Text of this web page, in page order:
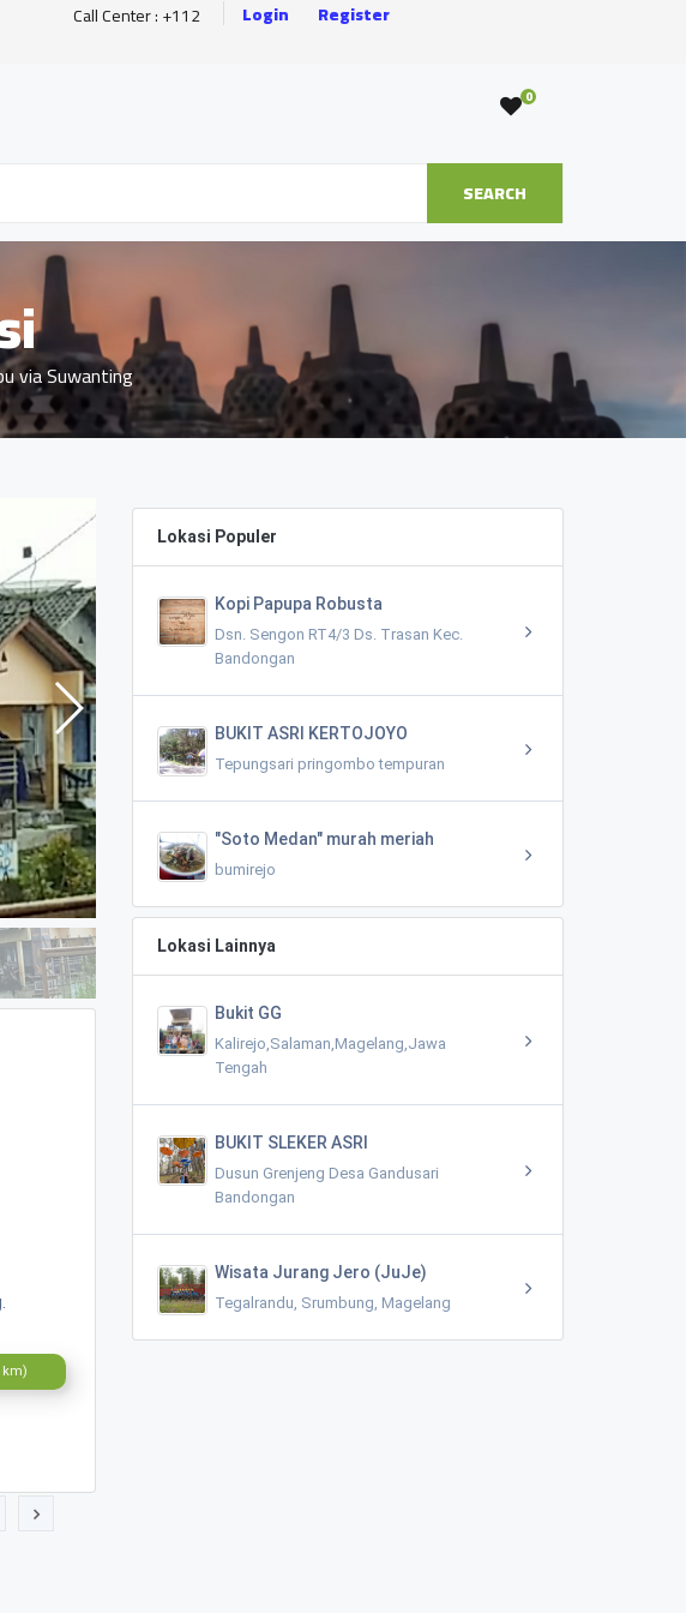
Call Center : +112 Login Register
0
SEARCH
via Suwanting
km)
Lokasi Populer
Kopi Papupa Robusta
Dsn. Sengon RT4/3 Ds. Trasan Kec.
Bandongan
BUKIT ASRI KERTOJOYO
Tepungsari pringombo tempuran
"Soto Medan" murah meriah
bumirejo
Lokasi Lainnya
Bukit GG
Kalirejo,Salaman,Magelang,Jawa
Tengah
BUKIT SLEKER ASRI
Dusun Grenjeng Desa Gandusari
Bandongan
Wisata Jurang Jero (JuJe)
Tegalrandu, Srumbung, Magelang